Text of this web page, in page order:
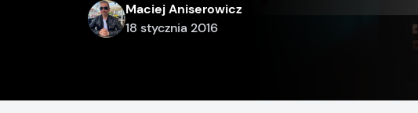
Maciej Aniserowicz
18 stycznia 2016